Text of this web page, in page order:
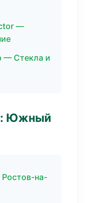
—
— Стекла и
Южный
на-